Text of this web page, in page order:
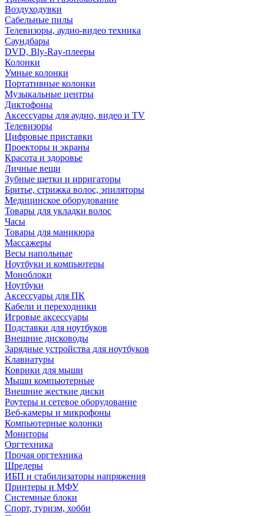
Воздуходувки
Сабельные пилы
Телевизоры, аудио-видео техника
Саундбары
DVD, Bly-Ray-плееры
Колонки
Умные колонки
Портативные колонки
Музыкальные центры
Диктофоны
Аксессуары для аудио, видео и TV
Телевизоры
Цифровые приставки
Проекторы и экраны
Красота и здоровье
Личные вещи
Зубные щетки и ирригаторы
Бритье, стрижка волос, эпиляторы
Медицинское оборудование
Товары для укладки волос
Часы
Товары для маникюра
Массажеры
Весы напольные
Ноутбуки и компьютеры
Моноблоки
Ноутбуки
Аксессуары для ПК
Кабели и переходники
Игровые аксессуары
Подставки для ноутбуков
Внешние дисководы
Зарядные устройства для ноутбуков
Клавиатуры
Коврики для мыши
Мыши компьютерные
Внешние жесткие диски
Роутеры и сетевое оборудование
Веб-камеры и микрофоны
Компьютерные колонки
Мониторы
Оргтехника
Прочая оргтехника
Шредеры
ИБП и стабилизаторы напряжения
Принтеры и МФУ
Системные блоки
Спорт, туризм, хобби